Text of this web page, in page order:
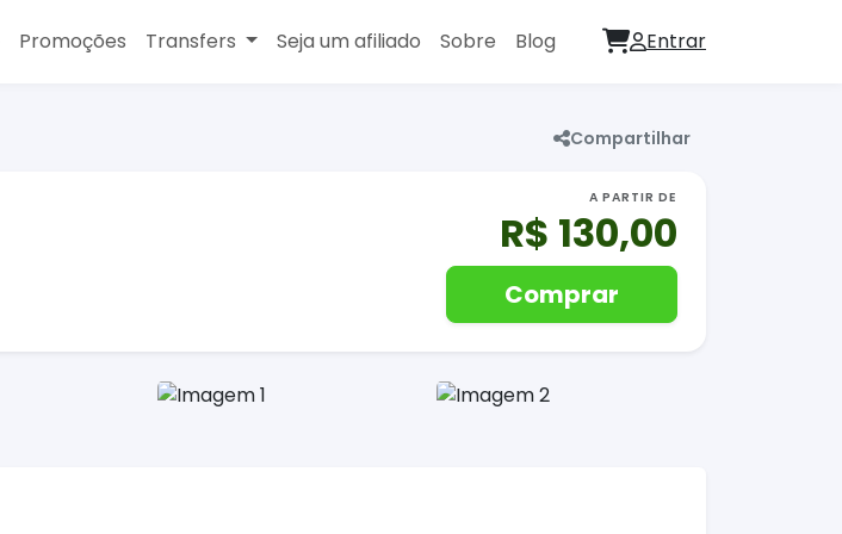
Promoções Transfers Seja um afiliado Sobre Blog Entrar
Compartilhar
A PARTIR DE
R$ 130,00
Comprar